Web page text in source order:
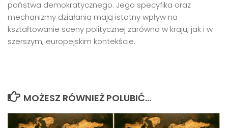
państwa demokratycznego. Jego specyfika oraz
mechanizmy działania mają istotny wpływ na
kształtowanie sceny politycznej zarówno w kraju, jak i w
szerszym, europejskim kontekście.
MOŻESZ RÓWNIEŻ POLUBIĆ…